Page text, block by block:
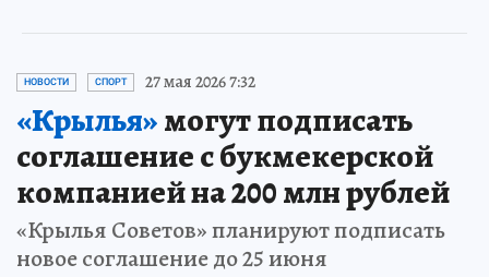
НОВОСТИ СПОРТ 27 мая 2026 7:32
«Крылья»могут подписать
соглашение с букмекерской
компанией на 200 млн рублей
«Крылья Советов» планируют подписать
новое соглашение до 25 июня